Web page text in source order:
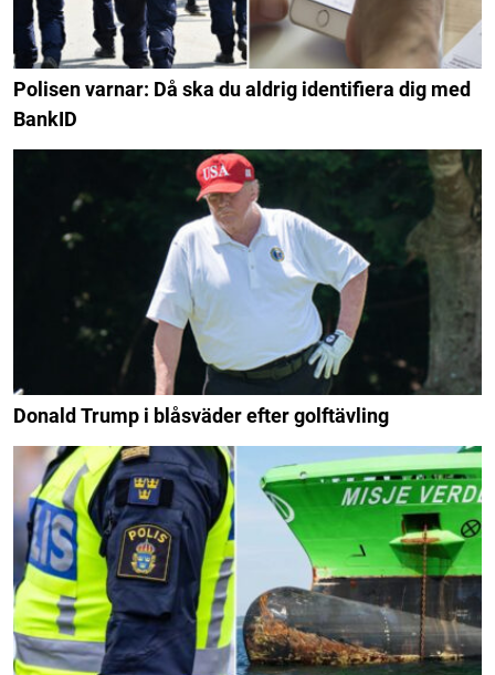
Polisen varnar: Då ska du aldrig identifiera dig med
BankID
Donald Trump i blåsväder efter golftävling